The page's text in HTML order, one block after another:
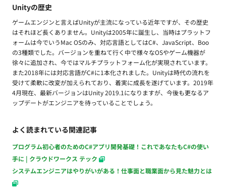
Unityの歴史
ゲームエンジンと言えばUnityが主流になっている近年ですが、その歴史
はそれほど長くありません。Unityは2005年に誕生し、当時はプラットフ
ォームは今でいうMac OSのみ、対応言語としてはC#、JavaScript、Boo
の3種類でした。バージョンを重ねて行く中で様々なOSやゲーム機器が
徐々に追加され、今ではマルチプラットフォーム化が実現されています。
また2018年には対応言語がC#に1本化されました。Unityは時代の流れを
受けて柔軟に改変が加えられており、着実に成長を遂げています。2019年
4月現在、最新バージョンはUnity 2019.1になりますが、今後も更なるア
ップデートがエンジニアを待っていることでしょう。
よく読まれている関連記事
プログラム初心者のためのC#アプリ開発基礎！これであなたもC#の使い
手に | クラウドワークス テック
システムエンジニアはやりがいがある！仕事面と職業面から見た魅力とは